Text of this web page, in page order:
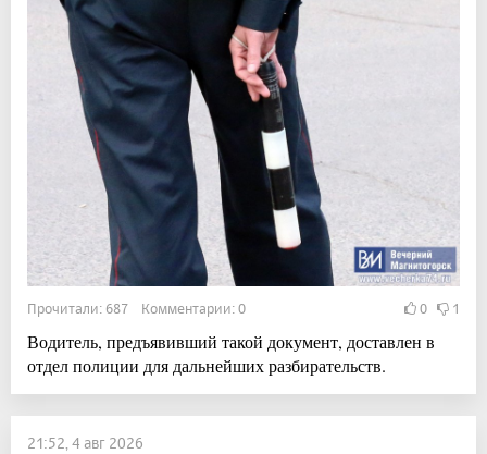
Прочитали: 687 Комментарии: 0 0 1
Водитель, предъявивший такой документ, доставлен в
отдел полиции для дальнейших разбирательств.
21:52, 4 авг 2026